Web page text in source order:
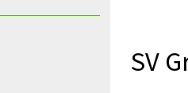
SV